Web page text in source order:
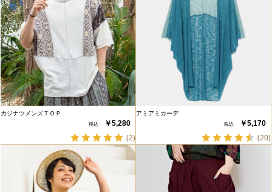
カジナツメンズＴＯＰ
￥5,280
(2)
アミアミカーデ
￥5,170
(20)